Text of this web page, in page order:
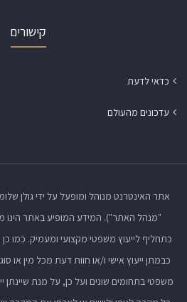
קישורים
כדאי לדעת
עדכונים מהעולם
אתר האינטרנט מנוהל ומופעל על ידי גולן
"מנהל האתר"). המידע המופיע באתר הינו
כתחליף לייעוץ משפטי מקצועי ומעמיק. כמו
כבמתן ייעוץ אישי ו/או חוות דעת מכל מין או
משפטי בתחומים שונים ועל כן, על מנת שיינתן